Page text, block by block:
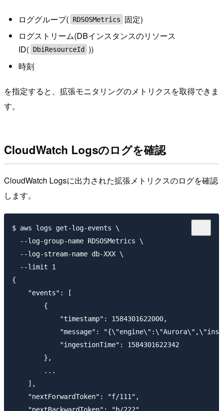
ロググループ( RDSOSMetrics
固定)
ログストリーム(DBインスタンスのリソース
ID( DbiResourceId
))
時刻
を指定すると、拡張モニタリングのメトリクスを取得できま
す。
CloudWatch Logsのログを確認
CloudWatch Logsに出力された拡張メトリクスのログを確認
します。
$ aws logs get-log-events \
  --log-group-name RDSOSMetrics \
  --log-stream-name db-XXX \
  --limit 1
{
    "events": [
        {
            "timestamp": 1584301622000,
"message":
            "ingestionTime": 1584301622342
        },
        ...
    ],
    "nextForwardToken": "f/111",
    "nextBackwardToken": "b/222"